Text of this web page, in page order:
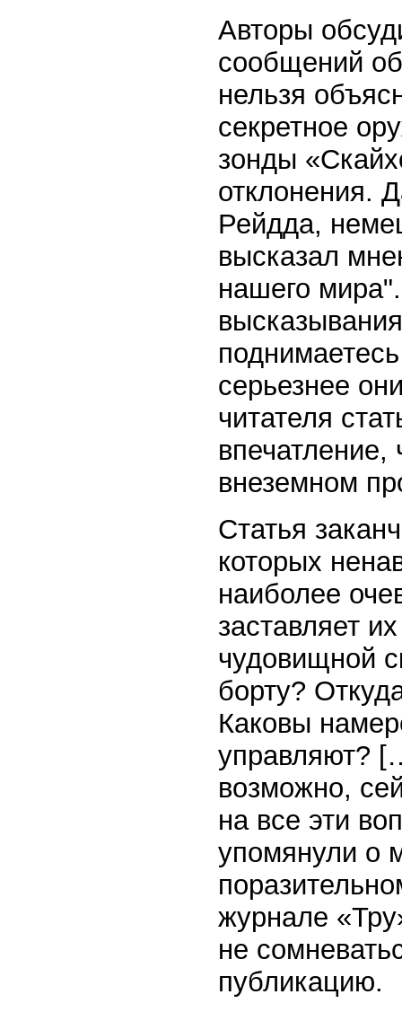
Авторы
сообщений
нельзя
секретное
зонды
отклонения.
Рейдда,
высказал
нашего
серьезнее
читателя
внеземном
Статья
которых
наиболее
заставляет
чудовищной
борту?
Каковы
управляют?
возможно,
на все эти
упомянули о
журнале
не
публикацию.